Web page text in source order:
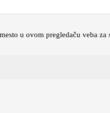
u ovom pregledaču veba za